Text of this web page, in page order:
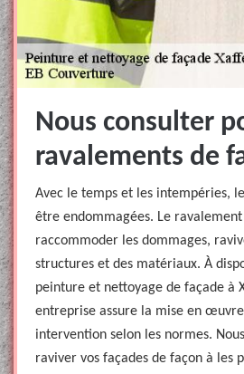
Nous consulter
ravalements de
Avec le temps et les intempéries,
être endommagées. Le
raccommoder les dommages,
structures et des matériaux. À
peinture et nettoyage de façade à
entreprise assure la mise en
intervention selon les normes.
raviver vos façades de façon à les